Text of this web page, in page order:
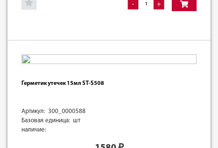
- +
Герметик утечек 15мл ST-S508
Артикул: 300_0000588
Базовая единица: шт
наличие: